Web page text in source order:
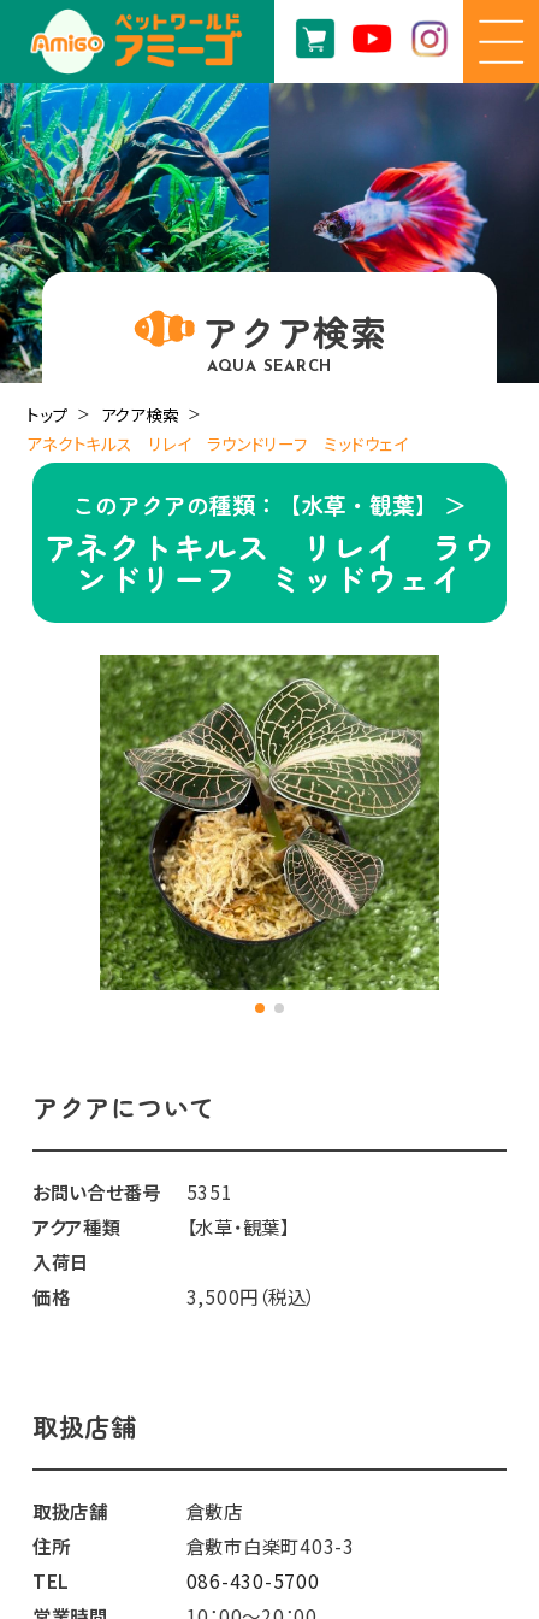
アクア検索
AQUA SEARCH
トップ
アクア検索
アネクトキルス リレイ ラウンドリーフ ミッドウェイ
このアクアの種類：【水草・観葉】 ＞
アネクトキルス リレイ ラウ
ンドリーフ ミッドウェイ
アクアについて
お問い合せ番号
5351
アクア種類
【水草・観葉】
入荷日
価格
3,500円（税込）
取扱店舗
取扱店舗
倉敷店
住所
倉敷市白楽町403-3
TEL
086-430-5700